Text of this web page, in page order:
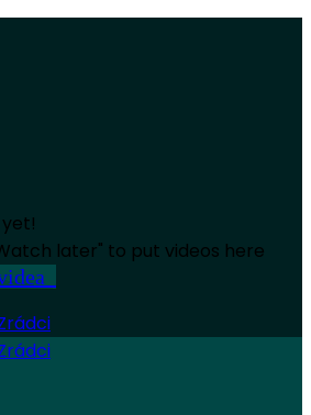
later" to put videos here